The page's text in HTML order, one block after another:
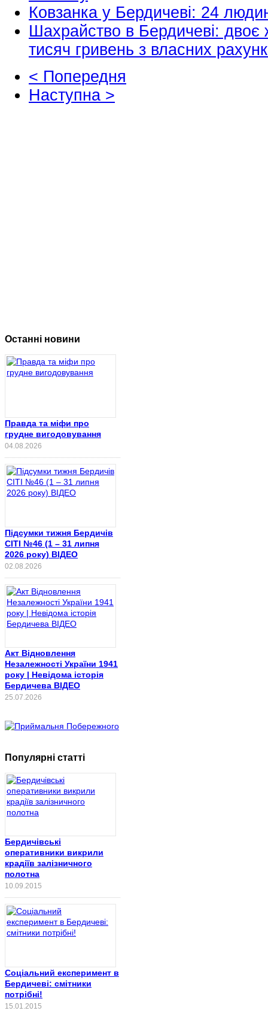
Ковзанка у Бердичеві: 24
Шахрайство в Бердичеві: двоє
тисяч гривень з власних
< Попередня
Наступна >
Останні новини
Правда та міфи про
грудне вигодовування
04.08.2026
Підсумки тижня Бердичів
СІТІ №46 (1 – 31 липня
2026 року) ВІДЕО
02.08.2026
Акт Відновлення
Незалежності України 1941
року | Невідома історія
Бердичева ВІДЕО
25.07.2026
Популярні статті
Бердичівські
оперативники викрили
крадіїв залізничного
полотна
10.09.2015
Соціальний експеримент в
Бердичеві: смітники
потрібні!
15.01.2015